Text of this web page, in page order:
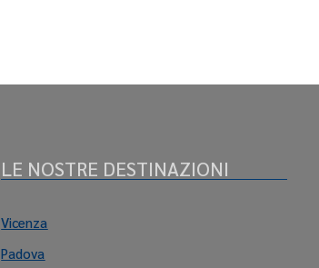
LE NOSTRE DESTINAZIONI
Vicenza
Padova